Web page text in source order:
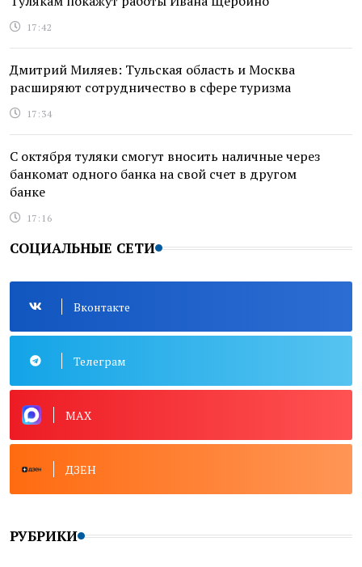
17:42
Дмитрий Миляев: Тульская область и Москва
расширяют сотрудничество в сфере туризма
17:34
С октября туляки смогут вносить наличные через
банкомат одного банка на свой счет в другом
банке
17:16
СОЦИАЛЬНЫЕ СЕТИ
Вконтакте
Телеграм
MAX
ДЗЕН
РУБРИКИ